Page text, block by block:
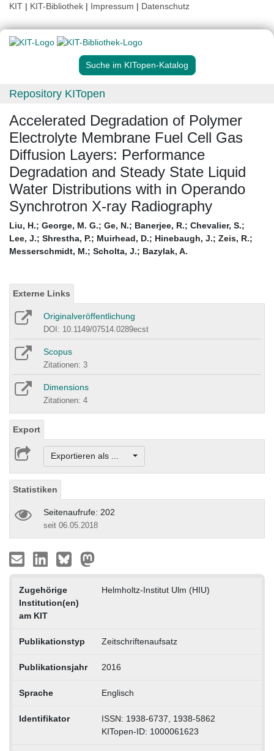
KIT | KIT-Bibliothek | Impressum | Datenschutz
Suche im KITopen-Katalog
Repository KITopen
Accelerated Degradation of Polymer
Electrolyte Membrane Fuel Cell Gas
Diffusion Layers: Performance
Degradation and Steady State Liquid
Water Distributions with in Operando
Synchrotron X-ray Radiography
Liu, H.; George, M. G.; Ge, N.; Banerjee, R.; Chevalier, S.;
Lee, J.; Shrestha, P.; Muirhead, D.; Hinebaugh, J.; Zeis, R.;
Messerschmidt, M.; Scholta, J.; Bazylak, A.
Externe Links
Originalveröffentlichung
DOI: 10.1149/07514.0289ecst
Scopus
Zitationen: 3
Dimensions
Zitationen: 4
Export
Exportieren als ...
Statistiken
Seitenaufrufe: 202
seit 06.05.2018
Zugehörige
Institution(en)
am KIT
Helmholtz-Institut Ulm (HIU)
Publikationstyp Zeitschriftenaufsatz
Publikationsjahr 2016
Sprache Englisch
Identifikator
ISSN: 1938-6737, 1938-5862
KITopen-ID: 1000061623